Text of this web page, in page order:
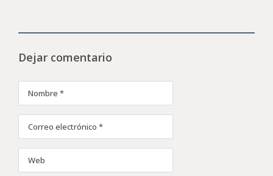
Dejar comentario